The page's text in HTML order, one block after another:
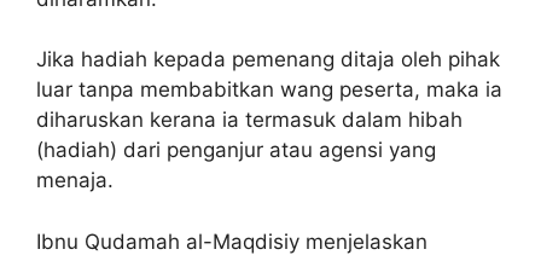
Jika hadiah kepada pemenang ditaja oleh pihak
luar tanpa membabitkan wang peserta, maka ia
diharuskan kerana ia termasuk dalam hibah
(hadiah) dari penganjur atau agensi yang
menaja.
Ibnu Qudamah al-Maqdisiy menjelaskan